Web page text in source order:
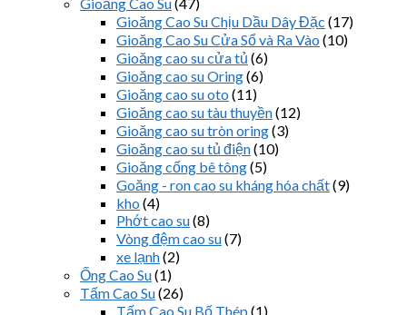
Gioăng Cao Su Chịu Dầu Dây Đặc (17)
Gioăng Cao Su Cửa Sổ và Ra Vào (10)
Gioăng cao su cửa tủ (6)
Gioăng cao su Oring(6)
Gioăng cao su oto (11)
Gioăng cao su tàu thuyền(12)
Gioăng cao su tròn oring(3)
Gioăng cao su tủ điện(10)
Gioăng cống bê tông(5)
Goăng - ron cao su kháng hóa chất(9)
kho (4)
Phớt cao su(8)
Vòng đệm cao su(7)
xe lạnh(2)
Ống Cao Su(1)
Tấm Cao Su(26)
Tấm Cao Su Bố Thép (1)